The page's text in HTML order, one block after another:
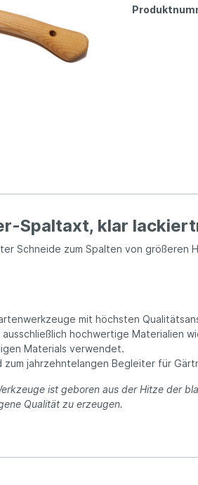
Spaltaxt, klar
Schneide zum Spalten von größeren
mit höchsten
hochwertige Materialien
Materials verwendet.
jahrzehntelangen Begleiter für
ist geboren aus der Hitze der
Qualität zu erzeugen.